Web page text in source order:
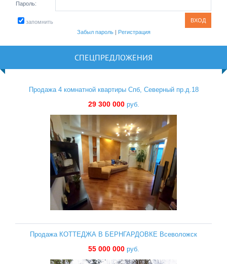
Пароль:
запомнить
Забыл пароль| Регистрация
СПЕЦПРЕДЛОЖЕНИЯ
Продажа 4 комнатной квартиры Спб, Северный пр.д.18
29 300 000руб.
Продажа КОТТЕДЖА В БЕРНГАРДОВКЕ Всеволожск
55 000 000руб.